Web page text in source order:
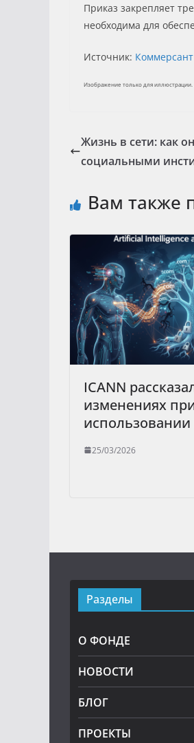
Приказ закрепляет
необходима для
Источник: Коммерсант
Изображение только для иллюстрации.
Жизнь в сети: как
социальными
Вам также
ICANN
изменениях
использовании
25/03/2026
Разделы
О ФОНДЕ
НОВОСТИ
БЛОГ
ПРОЕКТЫ